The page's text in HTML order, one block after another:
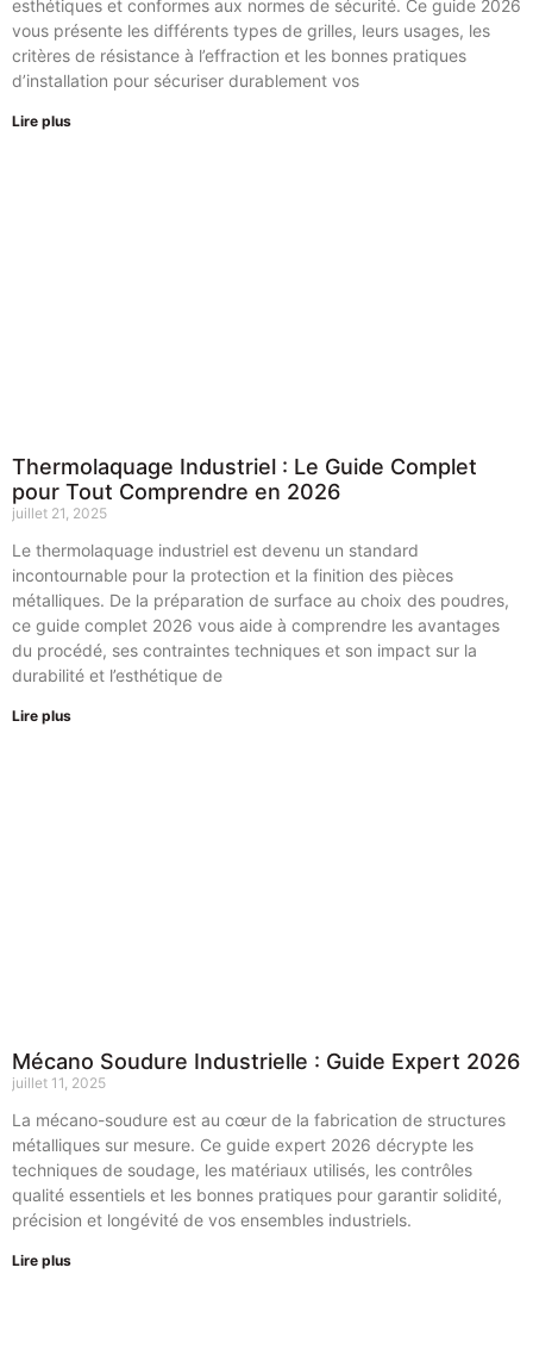
esthétiques et conformes aux normes de sécurité. Ce guide 2026
vous présente les différents types de grilles, leurs usages, les
critères de résistance à l’effraction et les bonnes pratiques
d’installation pour sécuriser durablement vos
Lire plus
Thermolaquage Industriel : Le Guide Complet
pour Tout Comprendre en 2026
juillet 21, 2025
Le thermolaquage industriel est devenu un standard
incontournable pour la protection et la finition des pièces
métalliques. De la préparation de surface au choix des poudres,
ce guide complet 2026 vous aide à comprendre les avantages
du procédé, ses contraintes techniques et son impact sur la
durabilité et l’esthétique de
Lire plus
Mécano Soudure Industrielle : Guide Expert 2026
juillet 11, 2025
La mécano-soudure est au cœur de la fabrication de structures
métalliques sur mesure. Ce guide expert 2026 décrypte les
techniques de soudage, les matériaux utilisés, les contrôles
qualité essentiels et les bonnes pratiques pour garantir solidité,
précision et longévité de vos ensembles industriels.
Lire plus